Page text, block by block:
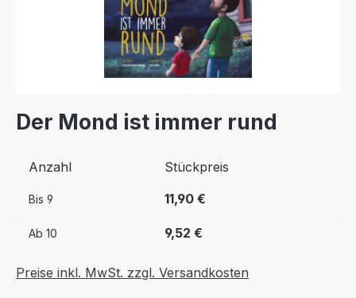
Der Mond ist immer rund
Anzahl Stückpreis
Bis 9 11,90 €
Ab 10 9,52 €
Preise inkl. MwSt. zzgl. Versandkosten